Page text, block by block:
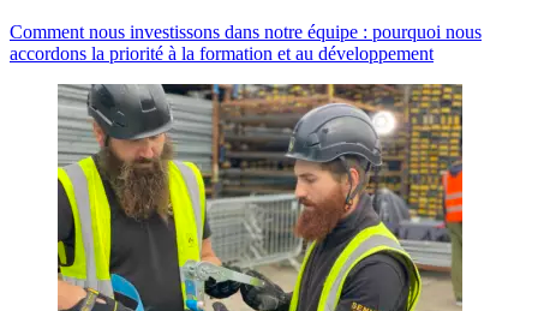
Comment nous investissons dans notre équipe : pourquoi nous
accordons la priorité à la formation et au développement